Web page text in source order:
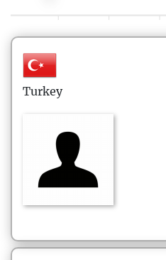
Turkey